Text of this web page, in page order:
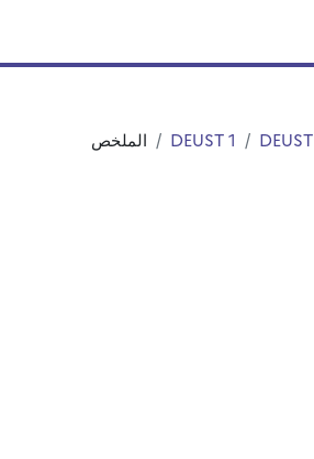
DEUST
DEUST 1 الملخص